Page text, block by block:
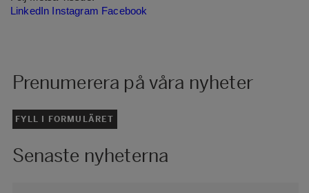
LinkedIn
Instagram Facebook
Prenumerera på våra nyheter
FYLL I FORMULÄRET
Senaste nyheterna